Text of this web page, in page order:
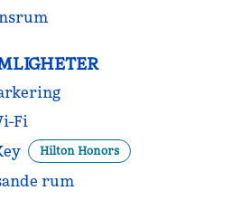
Fi
Hilton Honors
rum